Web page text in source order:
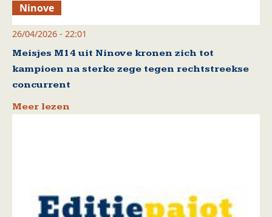
Ninove
26/04/2026 - 22:01
Meisjes M14 uit Ninove kronen zich tot
kampioen na sterke zege tegen rechtstreekse
concurrent
Meer lezen